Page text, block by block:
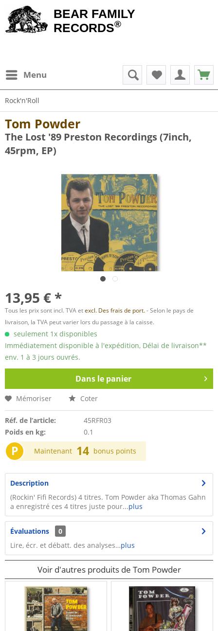
BEAR FAMILY
RECORDS®
Menu
Rock'n'Roll
Tom Powder
The Lost '89 Preston Recordings (7inch,
45rpm, EP)
13,95 € *
Tous les prix sont incl. TVA etexcl. Des frais de port.- Selon le pays de
livraison, la TVA peut varier lors du passage à la caisse.
seulement 1x disponibles
Immédiatement disponible à l'expédition, Délai de livraison**
env. 1 à 3 jours ouvrés.
Dans le panier
Mémoriser Coter
Réf. de l’article:
45RFR03
Poids en kg:
0.1
P Maintenant 14 bonus points
Description
(Rockin' Fifi Records) 4 titres. Tom Powder aka Thomas Gahn
a enregistré ces 4 titres juste pour...plus
Évaluations
0
Lire, écr. et débatt. des analyses…plus
Voir d'autres produits de Tom Powder